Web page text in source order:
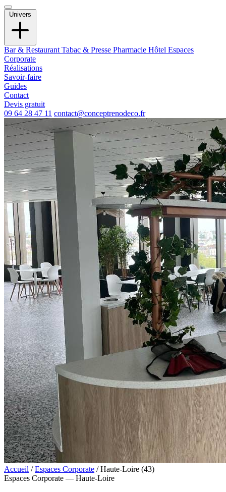
Univers
Bar & Restaurant Tabac & Presse Pharmacie Hôtel Espaces
Corporate
Réalisations
Savoir-faire
Guides
Contact
Devis gratuit
09 64 28 47 11 contact@conceptrenodeco.fr
Accueil / Espaces Corporate / Haute-Loire (43)
Espaces Corporate — Haute-Loire